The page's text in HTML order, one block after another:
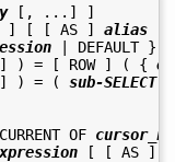
[, ...] ]
] [ [ AS ] alias
| DEFAULT } |
= [ ROW ] ( {
) = ( sub-SELECT )
OF
[ [ AS ]